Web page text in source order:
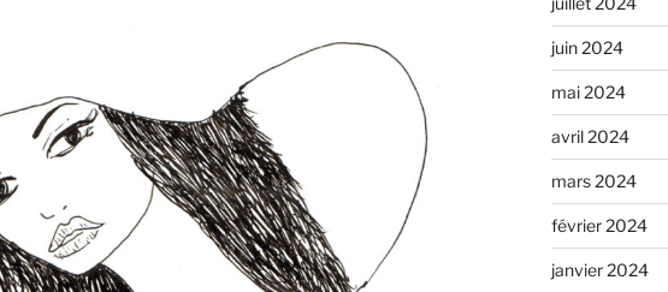
juin 2024
mai 2024
avril 2024
mars 2024
février 2024
janvier 2024